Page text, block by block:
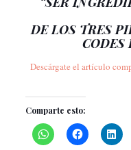
DE LOS TRES
CODES
Descárgate el artículo
Comparte esto: